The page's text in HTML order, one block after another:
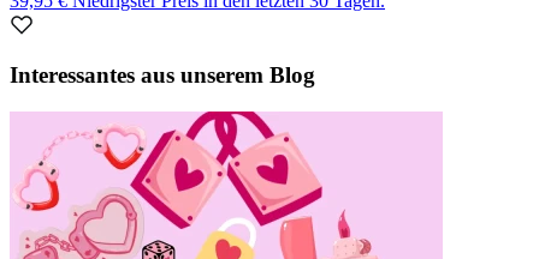
1
1
Interessantes aus unserem Blog